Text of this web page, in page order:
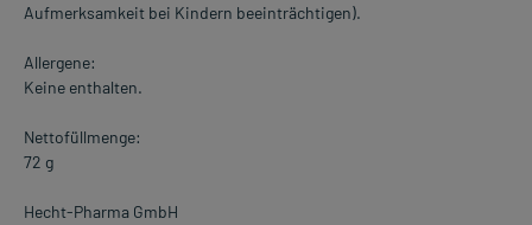
Aufmerksamkeit bei Kindern beeinträchtigen).
Allergene:
Keine enthalten.
Nettofüllmenge:
72 g
Hecht-Pharma GmbH